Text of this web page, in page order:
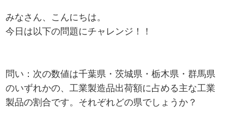
みなさん、こんにちは。
今日は以下の問題にチャレンジ！！
問い：次の数値は千葉県・茨城県・栃木県・群馬県
のいずれかの、工業製造品出荷額に占める主な工業
製品の割合です。それぞれどの県でしょうか？